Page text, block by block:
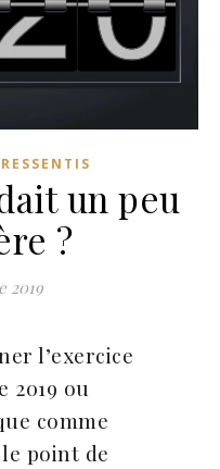
RESSENTIS
un peu
?
2019
l’exercice
2019 ou
comme
point de